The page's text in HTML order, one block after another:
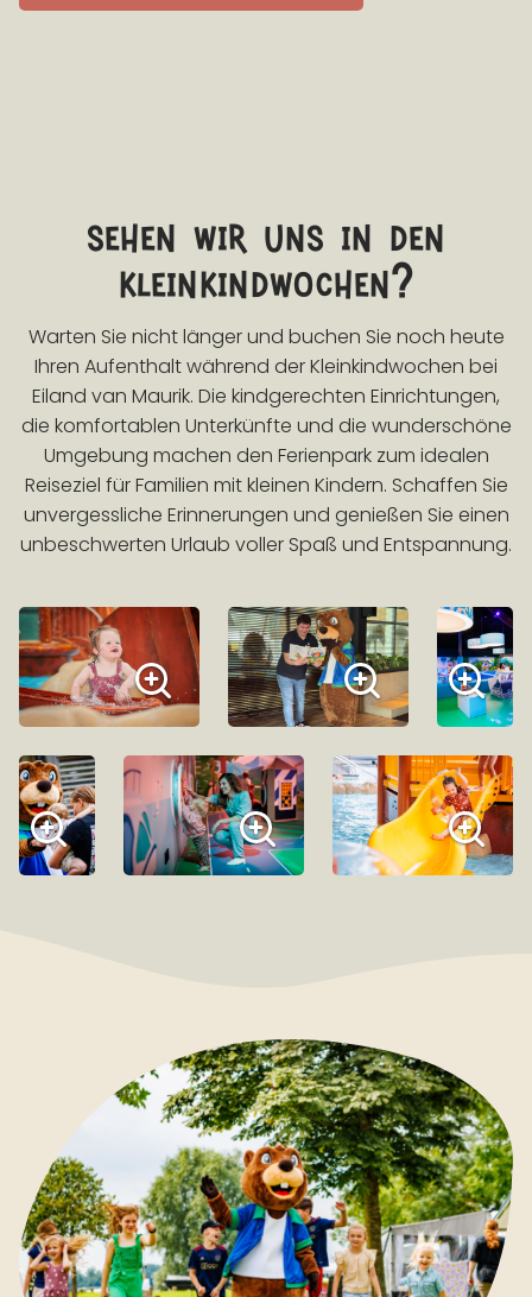
sehen wir uns in den
kleinkindwochen?
Warten Sie nicht länger und buchen Sie noch heute
Ihren Aufenthalt während der Kleinkindwochen bei
Eiland van Maurik. Die kindgerechten Einrichtungen,
die komfortablen Unterkünfte und die wunderschöne
Umgebung machen den Ferienpark zum idealen
Reiseziel für Familien mit kleinen Kindern. Schaffen Sie
unvergessliche Erinnerungen und genießen Sie einen
unbeschwerten Urlaub voller Spaß und Entspannung.